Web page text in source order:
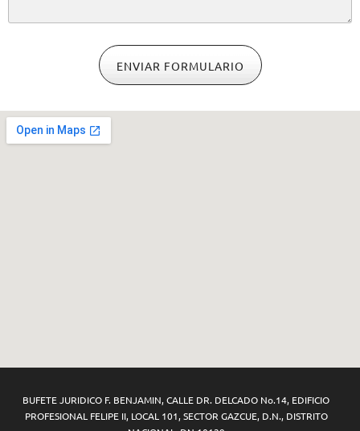
ENVIAR FORMULARIO
BUFETE JURIDICO F. BENJAMIN, CALLE DR. DELCADO No.14, EDIFICIO
PROFESIONAL FELIPE II, LOCAL 101, SECTOR GAZCUE, D.N., DISTRITO